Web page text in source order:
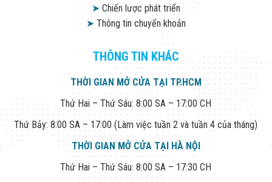
➤Chiến lược phát triển
➤Thông tin chuyển khoản
THÔNG TIN KHÁC
THỜI GIAN MỞ CỬA TẠI TP.HCM
Thứ Hai – Thứ Sáu: 8:00 SA – 17:00 CH
Thứ Bảy: 8:00 SA – 17:00 (Làm việc tuần 2 và tuần 4 của tháng)
THỜI GIAN MỞ CỬA TẠI HÀ NỘI
Thứ Hai – Thứ Sáu: 8:00 SA – 17:30 CH